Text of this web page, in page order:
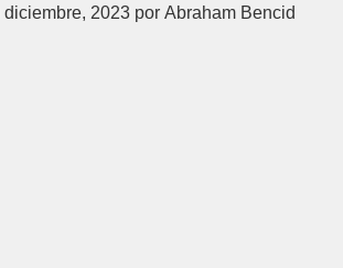
diciembre, 2023 por Abraham Bencid